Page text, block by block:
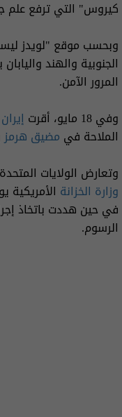
كيروس" التي ترفع علم
وبحسب موقع "لويدز
الجنوبية والهند
المرور الآمن.
وفي 18 مايو، أقرت
إيران
الملاحة في مضيق هرمز
وتعارض الولايات
وزارة الخزانة
في حين هددت باتخاذ
الرسوم.